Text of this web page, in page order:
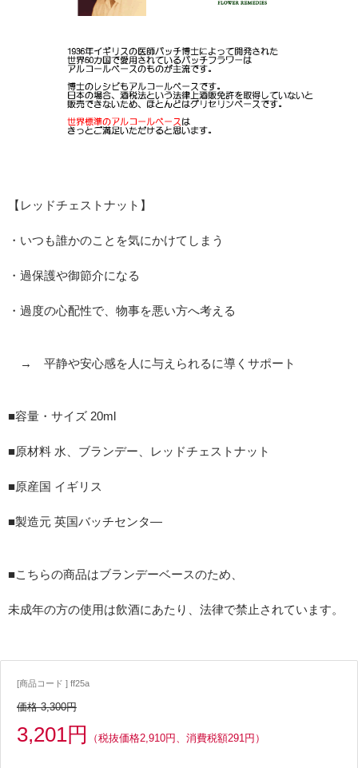
【レッドチェストナット】
・いつも誰かのことを気にかけてしまう
・過保護や御節介になる
・過度の心配性で、物事を悪い方へ考える
→ 平静や安心感を人に与えられるに導くサポート
■容量・サイズ 20ml
■原材料 水、ブランデー、レッドチェストナット
■原産国 イギリス
■製造元 英国バッチセンタ―
■こちらの商品はブランデーベースのため、
未成年の方の使用は飲酒にあたり、法律で禁止されています。
[商品コード ] ff25a
価格 3,300円
3,201円 （税抜価格2,910円、消費税額291円）